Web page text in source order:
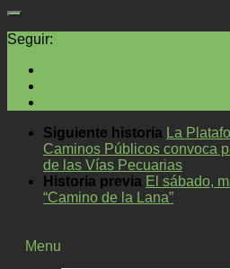
Seguir:
Siguiente historia La
Caminos Públicos convoca
de las Vías Pecuarias
Historia previa El sábado,
“Camino de la Lana”
Menu